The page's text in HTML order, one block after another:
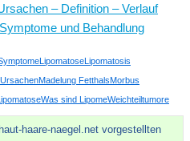
– Definition – Verlauf
und Behandlung
LipomatoseLipomatosis
Madelung FetthalsMorbus
Was sind LipomeWeichteiltumore
haare-naegel.net vorgestellten